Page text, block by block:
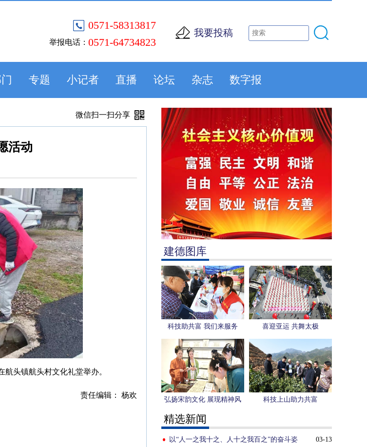
0571-58313817
举报电话： 0571-64734823
我要投稿
专题 小记者 直播 论坛 杂志 数字报
建德图库
科技助共富 我们来服务 喜迎亚运 共舞太极
弘扬宋韵文化 展现精神风
貌
科技上山助力共富
精选新闻
03-13
以“人一之我十之、人十之我百之”的奋斗姿
微信扫一扫分享
活动
头镇航头村文化礼堂举办。
责任编辑： 杨欢